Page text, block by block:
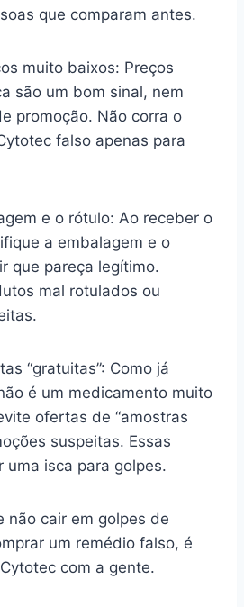
que comparam antes.
muito baixos: Preços
são um bom sinal, nem
promoção. Não corra o
falso apenas para
e o rótulo: Ao receber o
a embalagem e o
que pareça legítimo.
mal rotulados ou
“gratuitas”: Como já
é um medicamento muito
ofertas de “amostras
suspeitas. Essas
uma isca para golpes.
não cair em golpes de
um remédio falso, é
com a gente.